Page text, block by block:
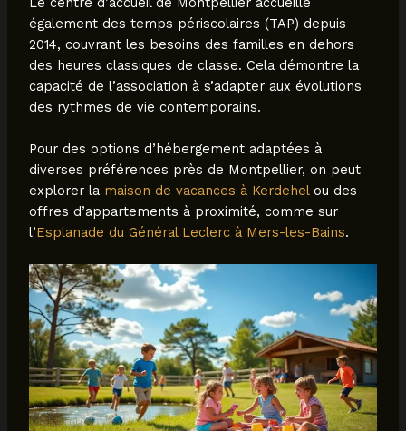
également des temps périscolaires (TAP) depuis
2014, couvrant les besoins des familles en dehors
des heures classiques de classe. Cela démontre la
capacité de l’association à s’adapter aux évolutions
des rythmes de vie contemporains.
Pour des options d’hébergement adaptées à
diverses préférences près de Montpellier, on peut
explorer la maison de vacances à Kerdehelou des
offres d’appartements à proximité, comme sur
l’Esplanade du Général Leclerc à Mers-les-Bains.